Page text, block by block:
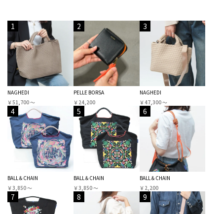
1
NAGHEDI
￥51,700 〜
2
PELLE BORSA
￥24,200
3
NAGHEDI
￥47,300 〜
4
BALL＆CHAIN
￥3,850 〜
5
BALL＆CHAIN
￥3,850 〜
6
BALL＆CHAIN
￥2,200
7 8 9